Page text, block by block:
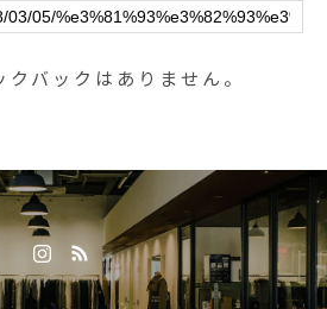
バックはありません。